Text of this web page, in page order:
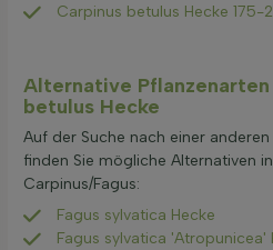
Carpinus betulus Hecke 175-
Alternative
betulus Hecke
Auf der Suche nach einer
finden Sie mögliche Alternativen
Carpinus/Fagus:
Fagus sylvatica Hecke
Fagus sylvatica 'Atropunicea'